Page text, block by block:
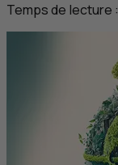
Temps de lecture :